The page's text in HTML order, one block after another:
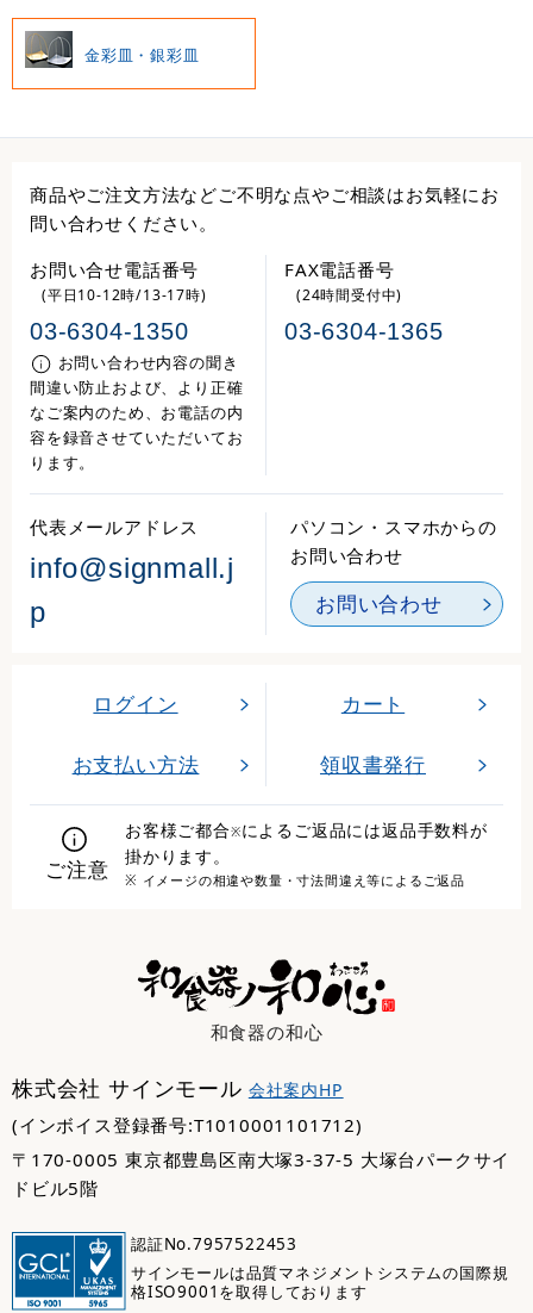
金彩皿・銀彩皿
商品やご注文方法などご不明な点やご相談はお気軽にお
問い合わせください。
お問い合せ電話番号
(平日10-12時/13-17時)
03-6304-1350
お問い合わせ内容の聞き
間違い防止および、より正確
なご案内のため、お電話の内
容を録音させていただいてお
ります。
FAX電話番号
(24時間受付中)
03-6304-1365
代表メールアドレス
info@signmall.j
p
パソコン・スマホからの
お問い合わせ
お問い合わせ
ログイン カート
お支払い方法 領収書発行
ご注意
お客様ご都合※によるご返品には返品手数料が
掛かります。
※ イメージの相違や数量・寸法間違え等によるご返品
和食器の和心
株式会社 サインモール 会社案内HP
(インボイス登録番号:T1010001101712)
〒170-0005 東京都豊島区南大塚3-37-5 大塚台パークサイ
ドビル5階
認証No.7957522453
サインモールは品質マネジメントシステムの国際規
格ISO9001を取得しております